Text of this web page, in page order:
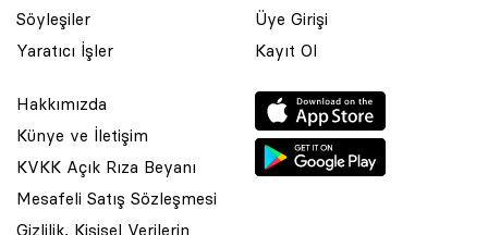
Söyleşiler
Yaratıcı İşler
Üye Girişi
Kayıt Ol
Hakkımızda
Künye ve İletişim
KVKK Açık Rıza Beyanı
Mesafeli Satış Sözleşmesi
Gizlilik, Kişisel Verilerin